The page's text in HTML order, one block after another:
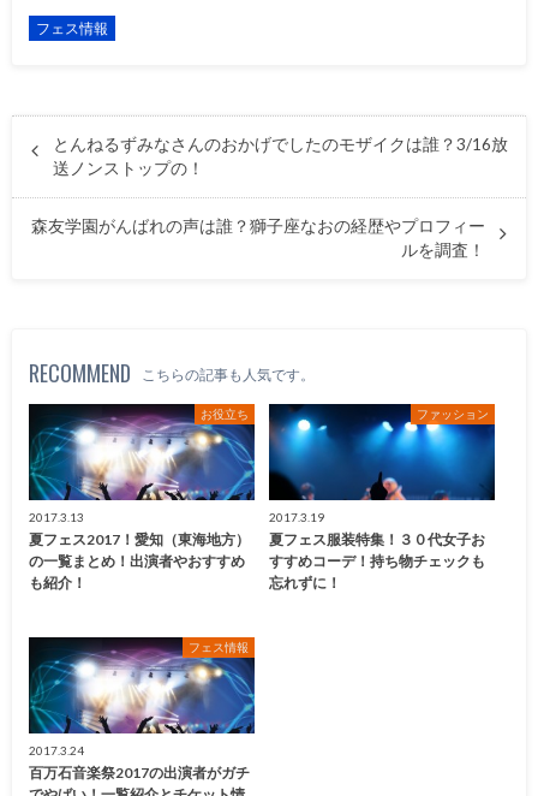
フェス情報
とんねるずみなさんのおかげでしたのモザイクは誰？3/16放
送ノンストップの！
森友学園がんばれの声は誰？獅子座なおの経歴やプロフィー
ルを調査！
RECOMMEND こちらの記事も人気です。
お役立ち
2017.3.13
夏フェス2017！愛知（東海地方）
の一覧まとめ！出演者やおすすめ
も紹介！
ファッション
2017.3.19
夏フェス服装特集！３０代女子お
すすめコーデ！持ち物チェックも
忘れずに！
フェス情報
2017.3.24
百万石音楽祭2017の出演者がガチ